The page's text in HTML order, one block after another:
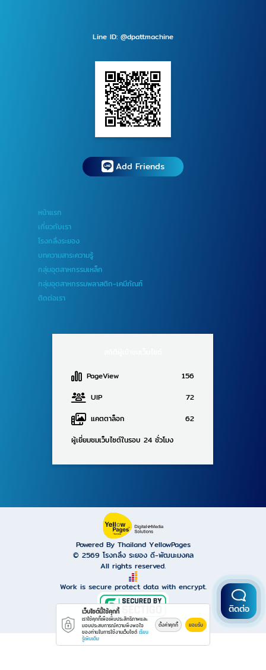
Line ID: @dpattmachine
Add Friends
หน้าแรก
เกี่ยวกับเรา
โรงกลึงระยอง
บทความสาระความรู้
กลุ่มอุตสาหกรรมเหล็ก
กลุ่มอุตสาหกรรมพลาสติก-เคมีภัณฑ์
ติดต่อเรา
PageView
156
UIP
72
แคตตาล็อก
62
ผู้เยี่ยมชมเว็บไซต์ในรอบ 24 ชั่วโมง
Powered By Thailand YellowPages
© 2569 โรงกลึง ระยอง ดี-พัฒนะมงคล
All rights reserved.
Work is secure protect data with encrypt.
ติดต่อ
เว็บไซต์นี้ใช้คุกกี้
เราใช้คุกกี้เพื่อเพิ่มประสิทธิภาพและ
มอบประสบการณ์ความพึงพอใจ
ของท่านในการใช้งานเว็บไซต์ เรียน
รู้เพิ่มเติม
ตั้งค่าคุกกี้ ยอมรับ